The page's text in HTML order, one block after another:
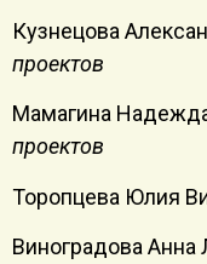
Кузнецова
проектов
Мамагина
проектов
Торопцева Юлия
Виноградова Анна